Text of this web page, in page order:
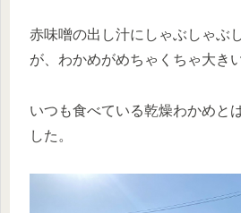
赤味噌の出し汁にしゃぶしゃぶ
が、わかめがめちゃくちゃ大きい
いつも食べている乾燥わかめと
した。